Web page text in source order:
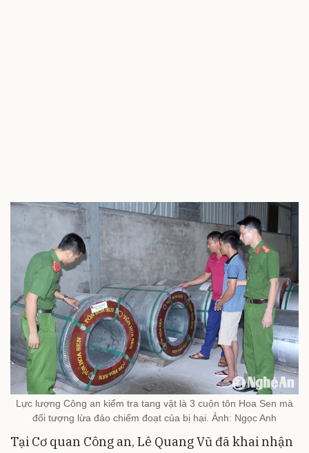
Lực lượng Công an kiểm tra tang vật là 3 cuộn tôn Hoa Sen mà
đối tượng lừa đảo chiếm đoạt của bị hại. Ảnh: Ngọc Anh
Tại Cơ quan Công an, Lê Quang Vũ đã khai nhận